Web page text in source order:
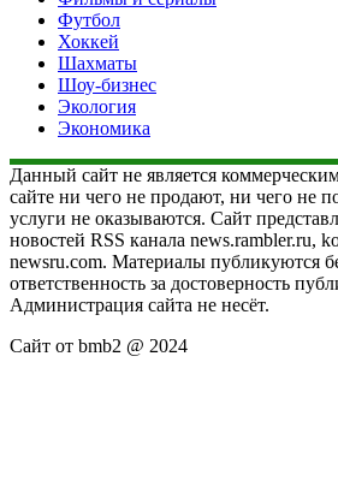
Футбол
Хоккей
Шахматы
Шоу-бизнес
Экология
Экономика
Данный сайт не является
сайте ни чего не продают, ни чего не
услуги не оказываются. Сайт
новостей RSS канала news.rambler.ru,
newsru.com. Материалы публикуются
ответственность за достоверность
Администрация сайта не несёт.
Сайт от bmb2 @ 2024